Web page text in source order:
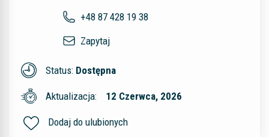
+48 87 428 19 38
Zapytaj
Status: Dostępna
Aktualizacja: 12 Czerwca, 2026
Dodaj do ulubionych